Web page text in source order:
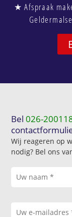
★ Afspraak
Bel026-
Wij reageren op
nodig? Bel ons